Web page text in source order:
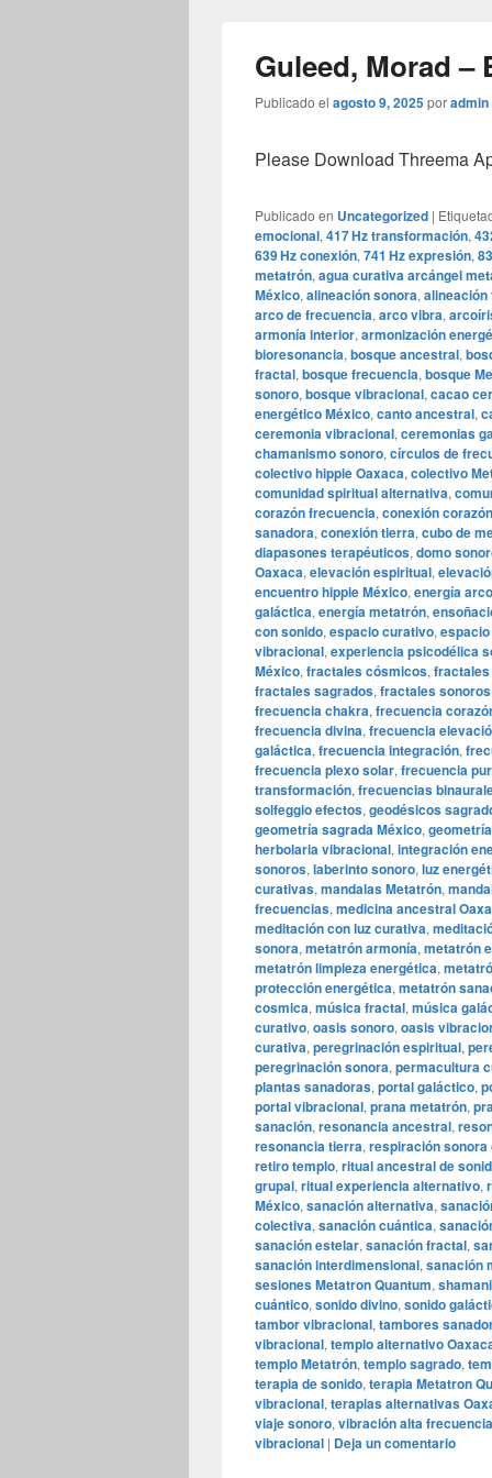
Guleed, Morad –
Publicado el agosto 9, 2025poradmin
Please Download Threema
Publicado en Uncategorized |
emocional, 417 Hz transformación,
639 Hz conexión, 741 Hz expresión,
metatrón, agua curativa arcángel
México, alineación sonora,
arco de frecuencia, arco vibra,
armonía interior, armonización
bioresonancia, bosque ancestral,
fractal, bosque frecuencia, bosque
sonoro, bosque vibracional, cacao
energético México, canto ancestral,
ceremonia vibracional, ceremonias
chamanismo sonoro, círculos de
colectivo hippie Oaxaca, colectivo
comunidad spiritual alternativa,
corazón frecuencia, conexión
sanadora, conexión tierra, cubo de
diapasones terapéuticos, domo
Oaxaca, elevación espiritual,
encuentro hippie México, energía
galáctica, energía metatrón,
con sonido, espacio curativo,
vibracional, experiencia psicodélica
México, fractales cósmicos,
fractales sagrados, fractales sonoros
frecuencia chakra, frecuencia
frecuencia divina, frecuencia
galáctica, frecuencia integración,
frecuencia plexo solar, frecuencia
transformación, frecuencias
solfeggio efectos, geodésicos
geometría sagrada México,
herbolaria vibracional, integración
sonoros, laberinto sonoro, luz
curativas, mandalas Metatrón,
frecuencias, medicina ancestral
meditación con luz curativa,
sonora, metatrón armonía, metatrón
metatrón limpieza energética,
protección energética, metatrón
cosmica, música fractal, música
curativo, oasis sonoro, oasis
curativa, peregrinación espiritual,
peregrinación sonora, permacultura
plantas sanadoras, portal galáctico,
portal vibracional, prana metatrón,
sanación, resonancia ancestral,
resonancia tierra, respiración
retiro templo, ritual ancestral de
grupal, ritual experiencia alternativo,
México, sanación alternativa,
colectiva, sanación cuántica,
sanación estelar, sanación fractal,
sanación interdimensional, sanación
sesiones Metatron Quantum,
cuántico, sonido divino, sonido
tambor vibracional, tambores
vibracional, templo alternativo
templo Metatrón, templo sagrado,
terapia de sonido, terapia Metatron
vibracional, terapias alternativas
viaje sonoro, vibración alta frecuencia
vibracional | Deja un comentario